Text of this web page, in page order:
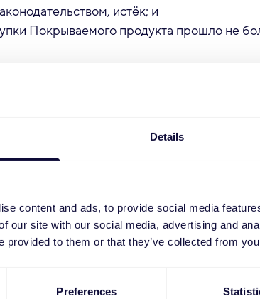
Details
content and ads, to provide social media
our site with our social media, advertising and
provided to them or that they’ve collected from
Preferences
истёк; и
Покрываемого продукта прошло не
Год
Королевство Год 1